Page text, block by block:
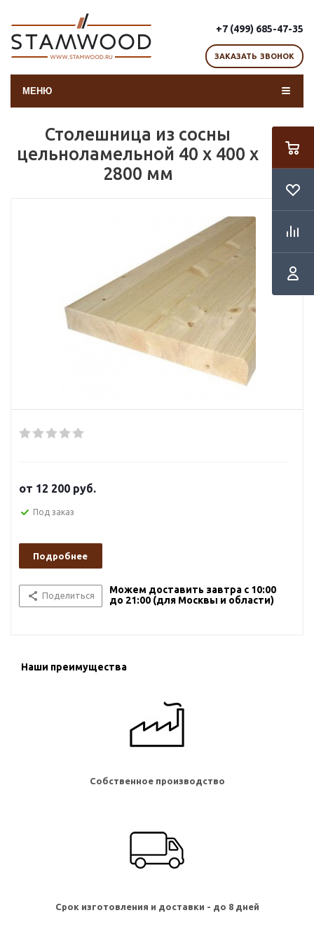
+7 (499) 685-47-35
ЗАКАЗАТЬ ЗВОНОК
МЕНЮ
Столешница из сосны
цельноламельной 40 x 400 x
2800 мм
от 12 200 руб.
Под заказ
Подробнее
Поделиться
Можем доставить завтра с 10:00
до 21:00 (для Москвы и области)
Наши преимущества
Собственное производство
Срок изготовления и доставки - до 8 дней